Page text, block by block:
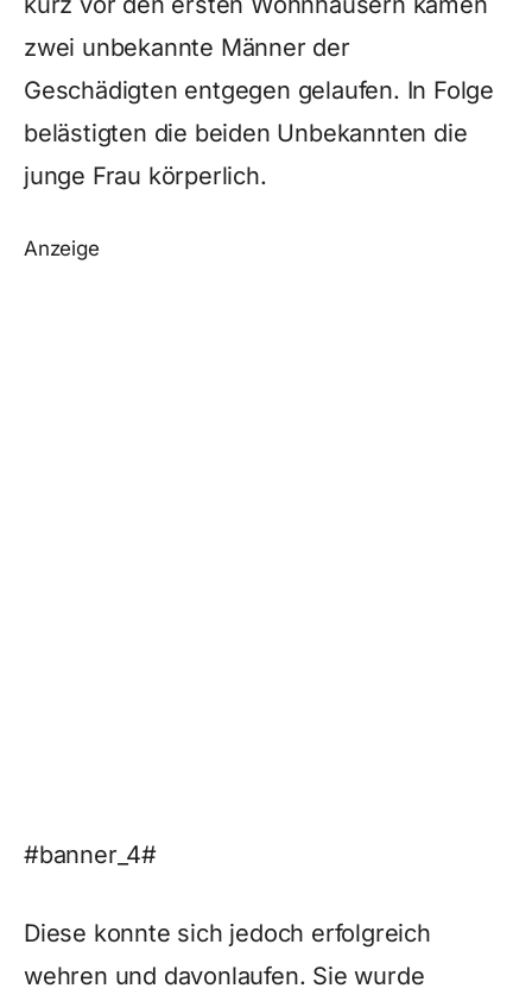
zwei unbekannte Männer der
Geschädigten entgegen gelaufen. In Folge
belästigten die beiden Unbekannten die
junge Frau körperlich.
Anzeige
#banner_4#
Diese konnte sich jedoch erfolgreich
wehren und davonlaufen. Sie wurde